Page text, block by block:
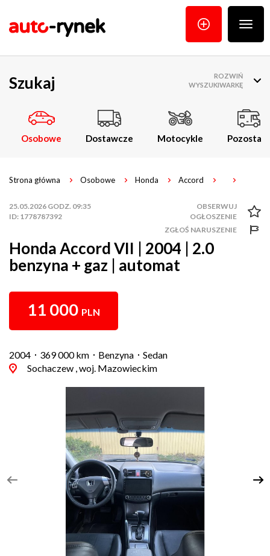
menu
Szukaj
Osobowe Dostawcze Motocykle Pozostałe
ROZWIŃ
WYSZUKIWARKĘ
Strona główna Osobowe Honda Accord
25.05.2026 GODZ. 09:35
ID: 1778787392
ZGŁOŚ NARUSZENIE
Honda Accord VII | 2004 | 2.0
benzyna + gaz | automat
11 000 PLN
2004 369 000 km Benzyna
Sedan
Sochaczew , woj. Mazowieckim